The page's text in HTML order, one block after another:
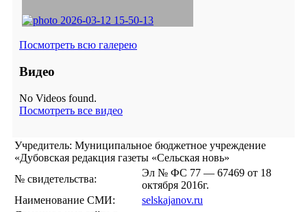
Посмотреть всю галерею
Видео
No Videos found.
Посмотреть все видео
Учредитель: Муниципальное бюджетное учреждение
«Дубовская редакция газеты «Сельская новь»
№ свидетельства:
Эл № ФС 77 — 67469 от 18
октября 2016г.
Наименование СМИ:
selskajanov.ru